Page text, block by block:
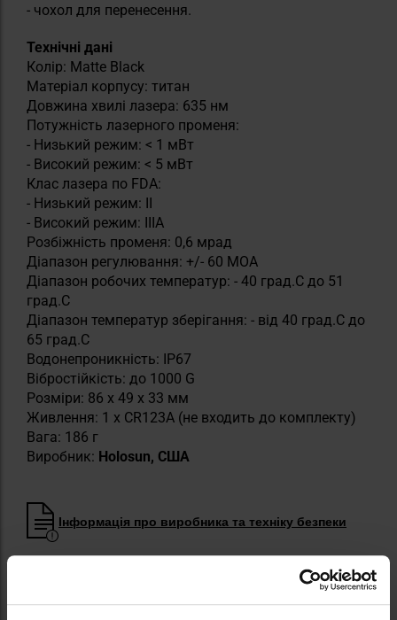
- чохол для перенесення.
Технічні дані
Колір: Matte Black
Матеріал корпусу: титан
Довжина хвилі лазера: 635 нм
Потужність лазерного променя:
- Низький режим: < 1 мВт
- Високий режим: < 5 мВт
Клас лазера по FDA:
- Низький режим: II
- Високий режим: IIIА
Розбіжність променя: 0,6 мрад
Діапазон регулювання: +/- 60 MOA
Діапазон робочих температур: - 40 град.C до 51
град.C
Діапазон температур зберігання: - від 40 град.С до
65 град.С
Водонепроникність: IP67
Вібростійкість: до 1000 G
Розміри: 86 x 49 x 33 мм
Живлення: 1 х CR123A (не входить до комплекту)
Вага: 186 г
Виробник: Holosun, США
Інформація про виробника та техніку безпеки